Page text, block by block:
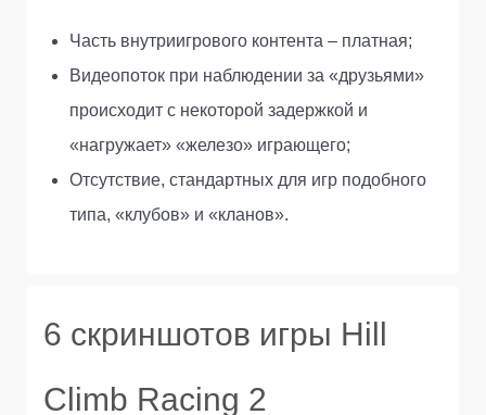
Часть внутриигрового контента – платная;
Видеопоток при наблюдении за «друзьями»
происходит с некоторой задержкой и
«нагружает» «железо» играющего;
Отсутствие, стандартных для игр подобного
типа, «клубов» и «кланов».
6 скриншотов игры Hill
Climb Racing 2